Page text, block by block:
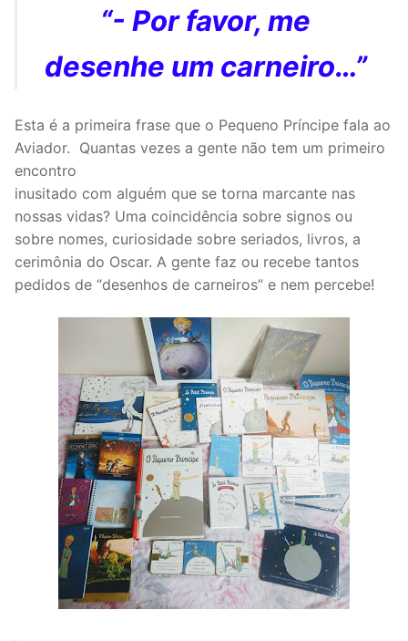
“- Por favor, me
desenhe um carneiro…”
Esta é a primeira frase que o Pequeno Príncipe fala ao
Aviador. Quantas vezes a gente não tem um primeiro
encontro
inusitado com alguém que se torna marcante nas
nossas vidas? Uma coincidência sobre signos ou
sobre nomes, curiosidade sobre seriados, livros, a
cerimônia do Oscar. A gente faz ou recebe tantos
pedidos de “desenhos de carneiros” e nem percebe!